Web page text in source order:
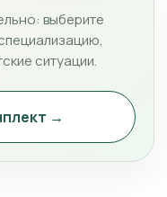
выберите
ситуации.
→